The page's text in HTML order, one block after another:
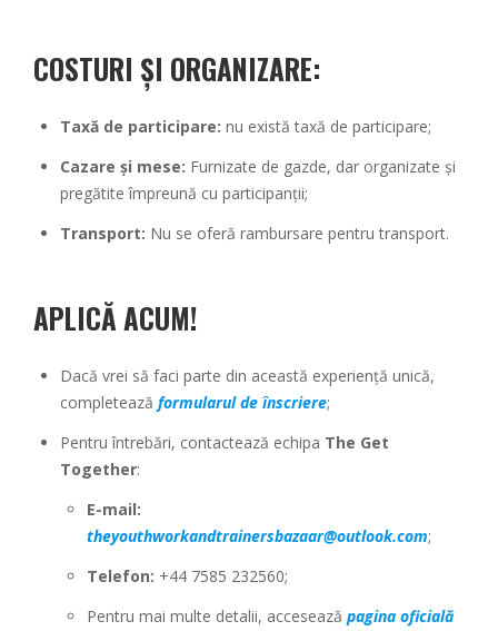
COSTURI ȘI ORGANIZARE:
Taxă de participare: nu există taxă de participare;
Cazare și mese: Furnizate de gazde, dar organizate și
pregătite împreună cu participanții;
Transport: Nu se oferă rambursare pentru transport.
APLICĂ ACUM!
Dacă vrei să faci parte din această experiență unică,
completează formularul de înscriere;
Pentru întrebări, contactează echipa The Get
Together:
E-mail:
theyouthworkandtrainersbazaar@outlook.com;
Telefon: +44 7585 232560;
Pentru mai multe detalii, accesează pagina oficială